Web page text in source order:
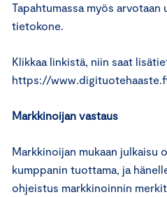
Tapahtumassa myös arvotaan
tietokone.
Klikkaa linkistä, niin saat
https://
Markkinoijan vastaus
Markkinoijan mukaan julkaisu
kumppanin tuottama, ja
ohjeistus markkinoinnin